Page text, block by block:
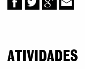
ATIVIDADES